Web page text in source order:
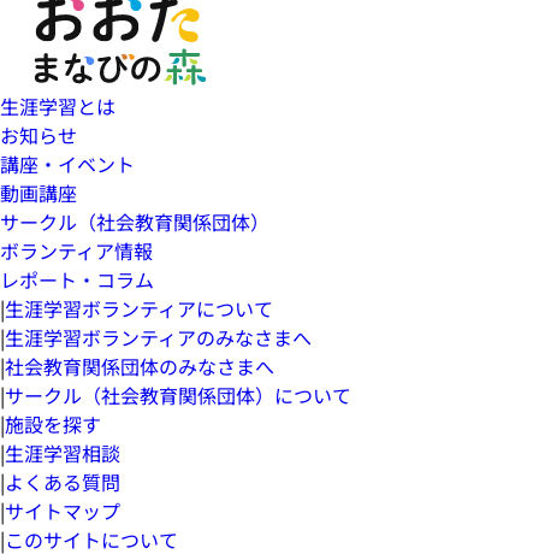
生涯学習とは
お知らせ
講座・イベント
動画講座
サークル（社会教育関係団体）
ボランティア情報
レポート・コラム
|生涯学習ボランティアについて
|生涯学習ボランティアのみなさまへ
|社会教育関係団体のみなさまへ
|サークル（社会教育関係団体）について
|施設を探す
|生涯学習相談
|よくある質問
|サイトマップ
|このサイトについて